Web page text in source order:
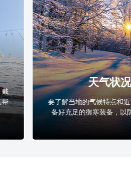
戴
帮
天气状况
要了解当地的气候特点和近
备好充足的御寒装备，以